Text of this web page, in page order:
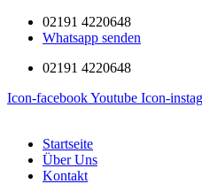
02191 4220648
Whatsapp senden
02191 4220648
Icon-facebookYoutube Icon-
Startseite
Über Uns
Kontakt